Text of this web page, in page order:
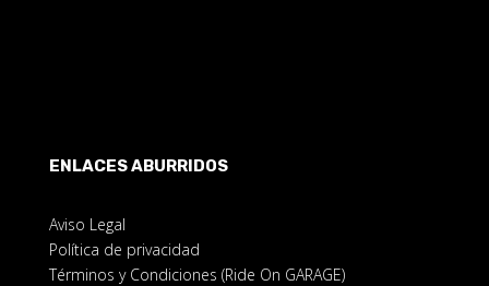
ENLACES ABURRIDOS
Aviso Legal
Política de privacidad
Términos y Condiciones (Ride On GARAGE)